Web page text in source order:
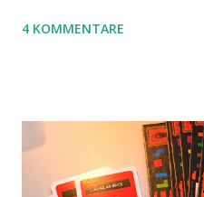
benutzen wir Material aus
4 KOMMENTARE